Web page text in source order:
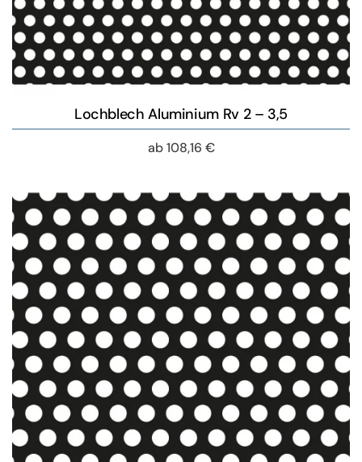
Lochblech Aluminium Rv 2 – 3,5
ab 108,16 €